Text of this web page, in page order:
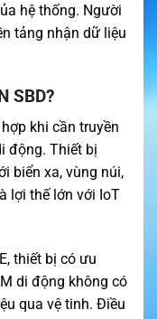
hệ thống. Người
tảng nhận dữ liệu
SBD?
khi cần truyền
động. Thiết bị
biển xa, vùng núi,
lợi thế lớn với IoT
thiết bị có ưu
di động không có
qua vệ tinh. Điều